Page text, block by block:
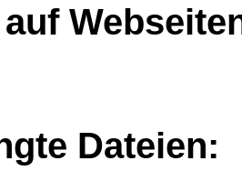
Dateien: